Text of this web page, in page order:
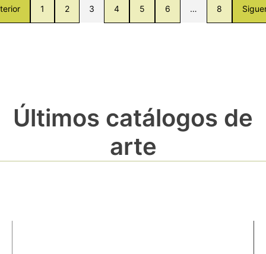
1 2 3 4 5 6 … 8
Últimos catálogos de
arte